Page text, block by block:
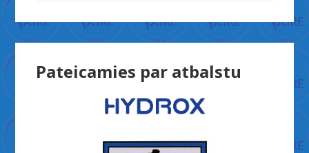
Pateicamies par atbalstu